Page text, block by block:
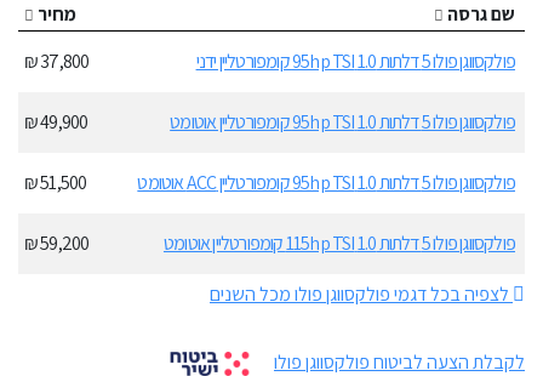
שם גרסה
מחיר
פולקסווגן פולו 5 דלתות 1.0 95hp TSI קומפורטליין ידני
37,800 ₪
פולקסווגן פולו 5 דלתות 1.0 95hp TSI קומפורטליין אוטומט 49,900 ₪
פולקסווגן פולו 5 דלתות 1.0 95hp TSI קומפורטליין ACC אוטומט 51,500 ₪
פולקסווגן פולו 5 דלתות 1.0 115hp TSI קומפורטליין אוטומט
59,200 ₪
לצפיה בכל דגמי פולקסווגן פולו מכל השנים
לקבלת הצעה לביטוח פולקסווגן פולו